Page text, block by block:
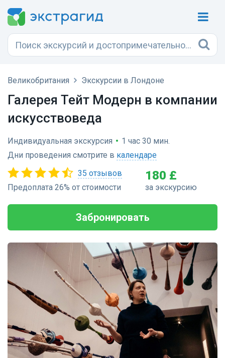
Великобритания Экскурсии в Лондоне
Галерея Тейт Модерн в компании
искусствоведа
Индивидуальная экскурсия • 1 час 30 мин.
Дни проведения смотрите в календаре
35 отзывов
Предоплата 26% от стоимости
180 £
за экскурсию
Забронировать